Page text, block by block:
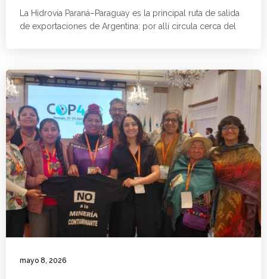
La Hidrovía Paraná–Paraguay es la principal ruta de salida
de exportaciones de Argentina: por allí circula cerca del
mayo 8, 2026